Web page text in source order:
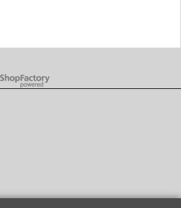
mit ShopFactory Shop Software.